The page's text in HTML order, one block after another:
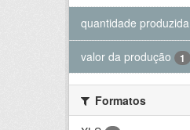
quantidade produzida
valor da produção 1
Formatos